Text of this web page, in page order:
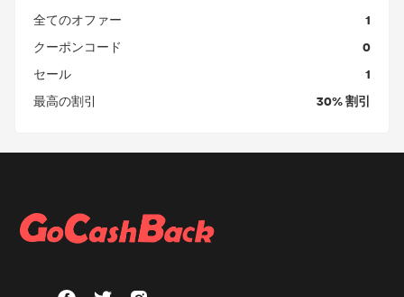
全てのオファー 1
クーポンコード 0
セール 1
最高の割引 30% 割引